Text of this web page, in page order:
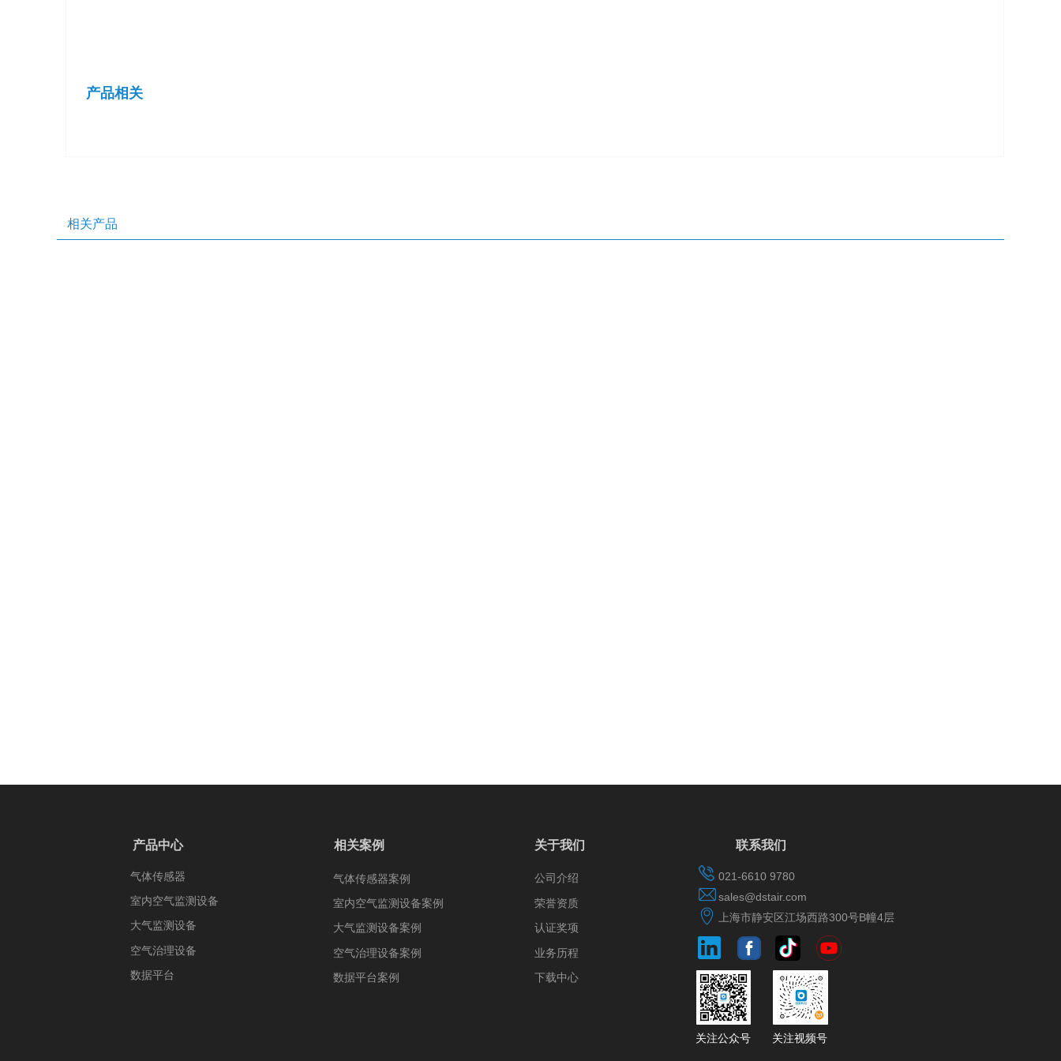
产品相关
相关产品
产品中心 相关案例 关于我们 联系我们
气体传感器
室内空气监测设备
大气监测设备
空气治理设备
数据平台
公司介绍
荣誉资质
认证奖项
业务历程
下载中心
气体传感器案例
室内空气监测设备案例
大气监测设备案例
空气治理设备案例
数据平台案例
021-6610 9780
sales@dstair.com
上海市静安区江场西路300号B幢4层
​​​​​​​​​​​​​​关注公众号 ​​​​​​​​​​​​​​关注视频号